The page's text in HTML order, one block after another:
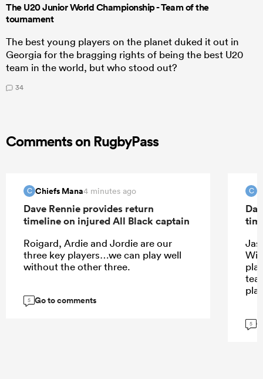
The U20 Junior World Championship - Team of the
tournament
The best young players on the planet duked it out in
Georgia for the bragging rights of being the best U20
team in the world, but who stood out?
34
Comments on RugbyPass
C Chiefs Mana4 minutes ago
Dave Rennie provides return
timeline on injured All Black captain
Roigard, Ardie and Jordie are our
three key players…we can play well
without the other three.
5 Go to comments
C
5